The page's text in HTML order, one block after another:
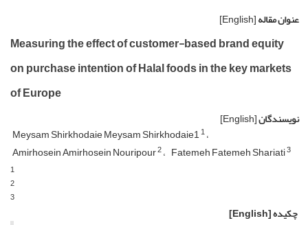
عنوان مقاله[English]
Measuring the effect of customer-based brand equity
on purchase intention of Halal foods in the key markets
of Europe
نویسندگان[English]
Meysam Shirkhodaie Meysam Shirkhodaie11
Amirhosein Amirhosein Nouripour2 Fatemeh Fatemeh Shariati3
1
2
3
چکیده[English]